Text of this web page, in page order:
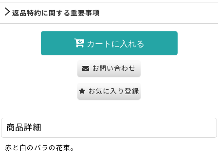
返品特約に関する重要事項
カートに入れる
お問い合わせ
お気に入り登録
商品詳細
赤と白のバラの花束。